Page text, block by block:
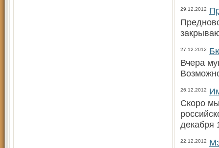
29.12.2012
27.12.2012
Вчера
26.12.2012
Скоро
декабря
22.12.2012